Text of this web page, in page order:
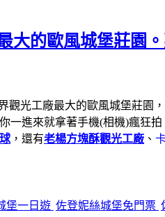
的歐風城堡莊園。
觀光工廠最大的歐風城堡莊園
一進來就拿著手機(相機)瘋狂
，還有老楊方塊酥觀光工廠 、
堡一日遊 佐登妮絲城堡免門票